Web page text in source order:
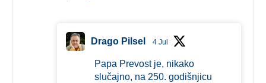
Drago Pilsel 4 Jul
Papa Prevost je, nikako
slučajno, na 250. godišnjicu